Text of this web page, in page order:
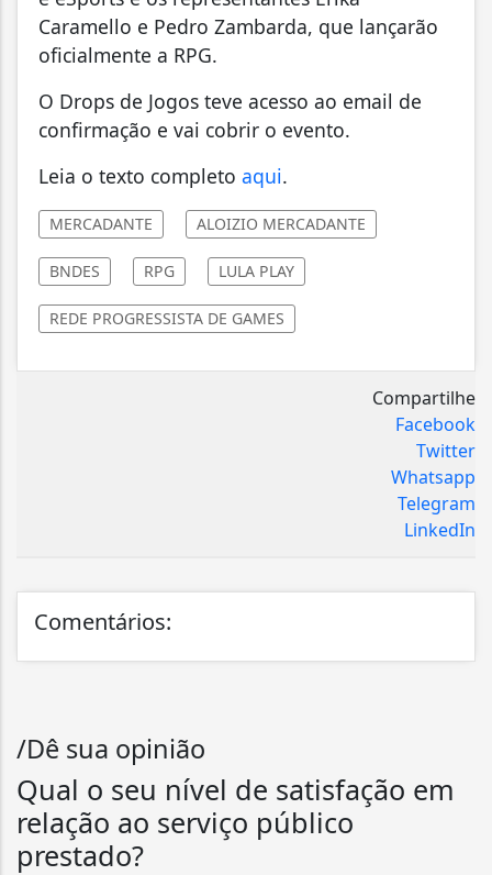
Caramello e Pedro Zambarda, que lançarão
oficialmente a RPG.
O Drops de Jogos teve acesso ao email de
confirmação e vai cobrir o evento.
Leia o texto completo aqui.
MERCADANTE ALOIZIO MERCADANTE
BNDES RPG LULA PLAY
REDE PROGRESSISTA DE GAMES
Compartilhe
Facebook
Twitter
Whatsapp
Telegram
LinkedIn
Comentários:
/Dê sua opinião
Qual o seu nível de satisfação em
relação ao serviço público
prestado?